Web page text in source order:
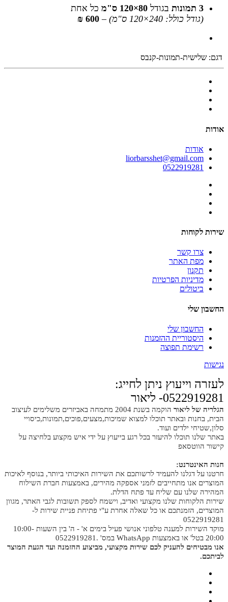
3 תמונות בגודל 80×120 ס"מ
כל אחת
(גודל כולל: 240×120 ס"מ)
–
600 ₪
דגם: שלישית-תמונות-קנבס
אודות
אודות
liorbarsshet@gmail.com
0522919281
שירות לקוחות
צרו קשר
מפת האתר
תקנון
מדיניות הפרטיות
ביטולים
החשבון שלי
החשבון שלי
היסטוריית ההזמנות
רשימת תפוצה
נגישות
לעזרה וייעוץ ניתן לחייג:
0522919281- ליאור
הגלריה של ליאור
הוקמה בשנת 2004 מתמחה באביזרים משלימים לעיצוב
הבית, בחנות ובאתר תוכלו למצוא שמיכות,מצעים,פוכים,תמונות,כיסויי
סלון,שטיחי ילדים ועוד.
באתר שלנו תוכלו להיעזר בכל רגע בייעוץ על ידי איש מקצוע בלחיצה על
קישור הווטסאפ
חנות האינטרנט:
חרטנו על דגלנו להעמיד לרשותכם את השירות האיכותי ביותר, בנוסף לאיכות
המוצרים אנו מתחייבים לזמני אספקה מהירים, באמצעות חברת השילוח
המהירה שלנו עם שליח עד פתח הדלת.
שירות הלקוחות שלנו מקצועי ואדיב, וישמח לספק תשובות לגבי האתר, מגוון
המוצרים, הזמנתכם או כל שאלה אחרת ע"י פתיחת פניית שירות ל-
0522919281
מוקד השירות למענה טלפוני אנושי פעיל בימים א' - ה' בין השעות 10:00-
20:00 בטל' או באמצעות WhatsApp במס' .0522919281
אנו מבטיחים להעניק לכם שירות מקצועי, מביצוע ההזמנה ועד הגעת המוצר
לביתכם.